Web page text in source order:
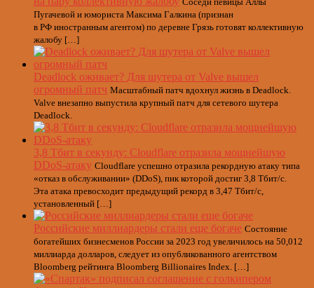
Пугачевой и юмориста Максима Галкина (признан
в РФ иностранным агентом) по деревне Грязь готовят коллективную
жалобу […]
Deadlock оживает? Для шутера от Valve вышел
огромный патч Масштабный патч вдохнул жизнь в Deadlock.
Valve внезапно выпустила крупный патч для сетевого шутера
Deadlock.
3,8 Тбит в секунду: Cloudflare отразила мощнейшую
DDoS-атаку Cloudflare успешно отразила рекордную атаку типа
«отказ в обслуживании» (DDoS), пик которой достиг 3,8 Тбит/с.
Эта атака превосходит предыдущий рекорд в 3,47 Тбит/с,
установленный […]
Российские миллиардеры стали еще богаче Состояние
богатейших бизнесменов России за 2023 год увеличилось на 50,012
миллиарда долларов, следует из опубликованного агентством
Bloomberg рейтинга Bloomberg Billionaires Index. […]